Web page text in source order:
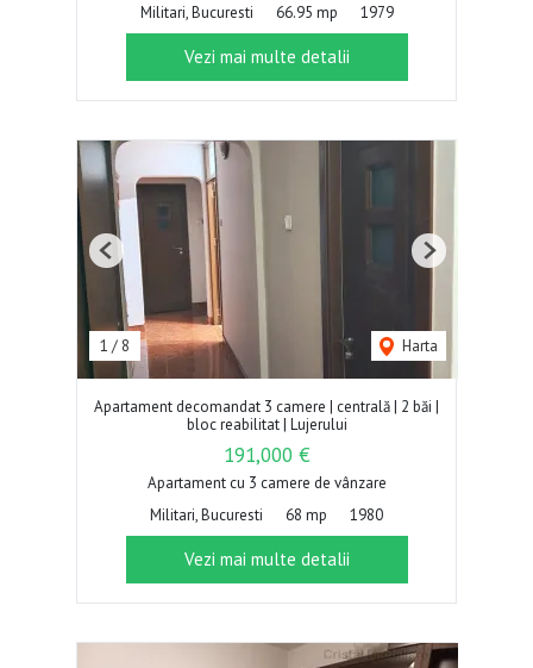
Militari, Bucuresti
66.95 mp 1979
Vezi mai multe detalii
1 / 8 Harta
Previous Next
Apartament decomandat 3 camere | centrală | 2 băi |
bloc reabilitat | Lujerului
191,000 €
Apartament cu 3 camere de vânzare
Militari, Bucuresti
68 mp 1980
Vezi mai multe detalii